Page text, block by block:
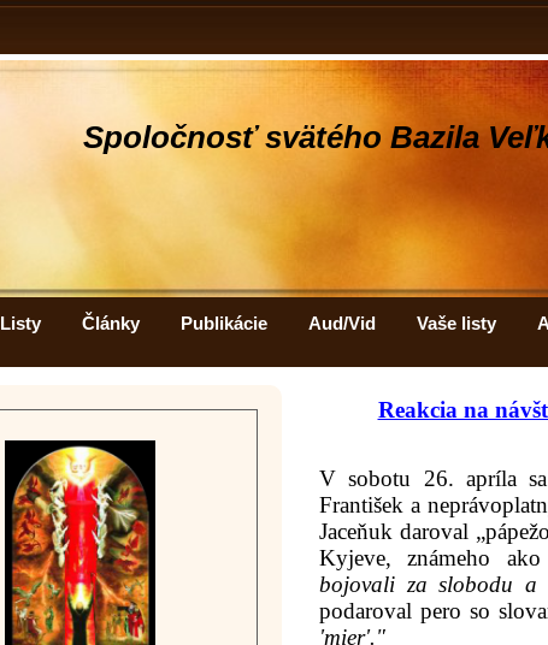
Spoločnosť svätého Bazila
Listy Články Publikácie Aud/Vid Vaše listy
Reakcia na
V sobotu 26. apríla
František a
Jaceňuk daroval
Kyjeve, známeho
bojovali za slobodu a
podaroval pero so
'mier'."